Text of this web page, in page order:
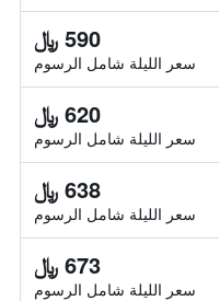
590 ﷼
سعر الليلة شامل الرسوم
620 ﷼
سعر الليلة شامل الرسوم
638 ﷼
سعر الليلة شامل الرسوم
673 ﷼
سعر الليلة شامل الرسوم